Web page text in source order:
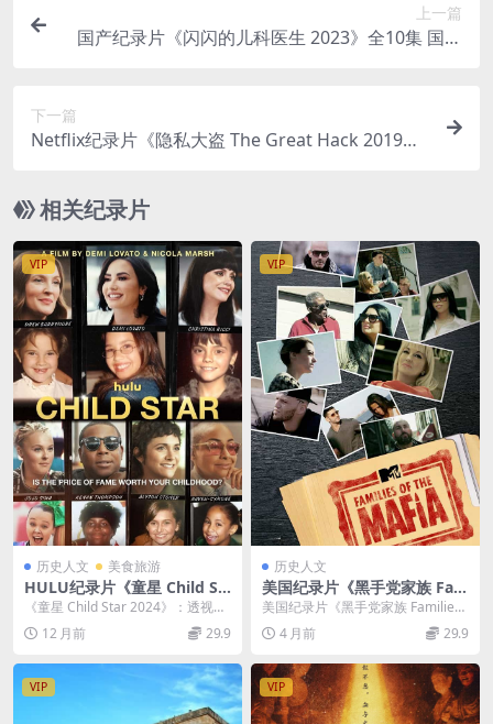
上一篇
国产纪录片《闪闪的儿科医生 2023》全10集 国语
下一篇
Netflix纪录片《隐私大盗 The Great Hack 2019》
人间
相关纪录片
VIP
历史人文 美食旅游
HULU纪录片《童星 Child St
ar 2024》英语中英双字 无水
印纯净版 4K超清/2160P/MK
V/10.6G 童星
《童星 Child Star 2024》：透视聚
光灯下的成长密码 在娱乐圈的璀
璨...12 月前 29.9
VIP
历史人文
美国纪录片《黑手党家族 Fam
ilies of the Mafia 2021》第
二季全10集 英语中英双字 官
方纯净版 1080P/MKV/13.8G
美国纪录片《黑手党家族 Families
of the Mafia 2021》第...
4 月前 29.9
VIP VIP